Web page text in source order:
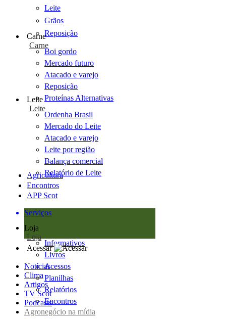
Leite
Grãos
Reposição
Carne
Carne
Boi gordo
Mercado futuro
Atacado e varejo
Reposição
Proteínas Alternativas
Leite
Leite
Ordenha Brasil
Mercado do Leite
Atacado e varejo
Leite por região
Balança comercial
Relatório de Leite
Agricultura
Encontros
APP Scot
Serviços
Loja
Loja
Informativos
Livros
Acessos
Planilhas
Relatórios
Encontros
Acessar
Notícias
Clima
Artigos
TV Scot
Podcasts
Agronegócio na mídia